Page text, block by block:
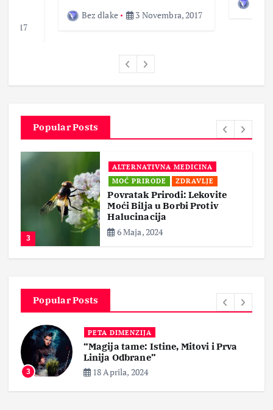
2017
Bez dlake 3 Novembra, 2017
Popular Posts
3
ALTERNATIVNA MEDICINA
MOĆ PRIRODE
ZDRAVLJE
Povratak Prirodi: Lekovite
Moći Bilja u Borbi Protiv
Halucinacija
6 Maja, 2024
Popular Posts
3
PETA DIMENZIJA
“Magija tame: Istine, Mitovi i Prva
Linija Odbrane”
18 Aprila, 2024